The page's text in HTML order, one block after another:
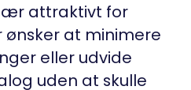
attraktivt for
ønsker at minimere
eller udvide
uden at skulle